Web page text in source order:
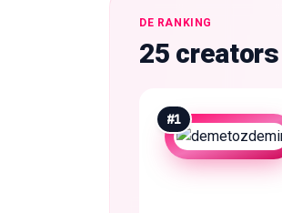
DE RANKING
25
#1